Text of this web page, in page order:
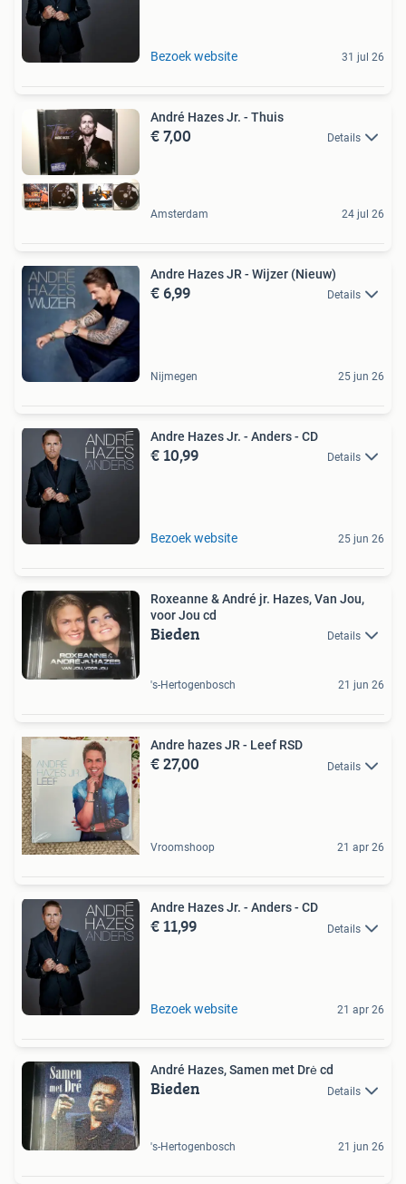
Bezoek website 31 jul 26
André Hazes Jr. - Thuis
€ 7,00 Details
Amsterdam 24 jul 26
Andre Hazes JR - Wijzer (Nieuw)
€ 6,99 Details
Nijmegen 25 jun 26
Andre Hazes Jr. - Anders - CD
€ 10,99 Details
Bezoek website 25 jun 26
Roxeanne & André jr. Hazes, Van Jou,
voor Jou cd
Bieden Details
's-Hertogenbosch 21 jun 26
Andre hazes JR - Leef RSD
€ 27,00 Details
Vroomshoop 21 apr 26
Andre Hazes Jr. - Anders - CD
€ 11,99 Details
Bezoek website 21 apr 26
André Hazes, Samen met Drė cd
Bieden Details
's-Hertogenbosch 21 jun 26